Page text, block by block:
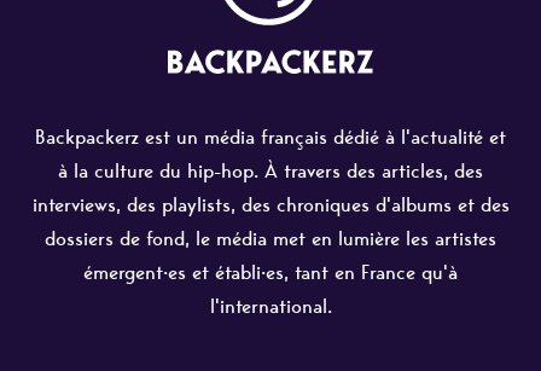
Backpackerz est un média français dédié à l'actualité et
à la culture du hip-hop. À travers des articles, des
interviews, des playlists, des chroniques d'albums et des
dossiers de fond, le média met en lumière les artistes
émergent·es et établi·es, tant en France qu'à
l'international.